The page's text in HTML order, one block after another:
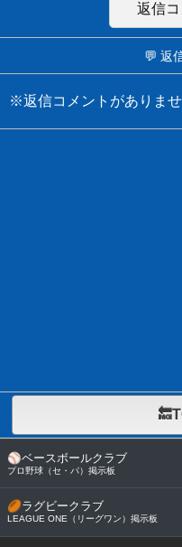
返信
💬 返
※返信コメントがありま
⚾ベースボールクラブ
プロ野球（セ・パ）掲示板
🏉ラグビークラブ
LEAGUE ONE（リーグワン）掲示板